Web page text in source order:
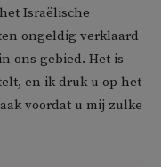
Israëlische
ongeldig verklaard
ons gebied. Het is
en ik druk u op het
voordat u mij zulke